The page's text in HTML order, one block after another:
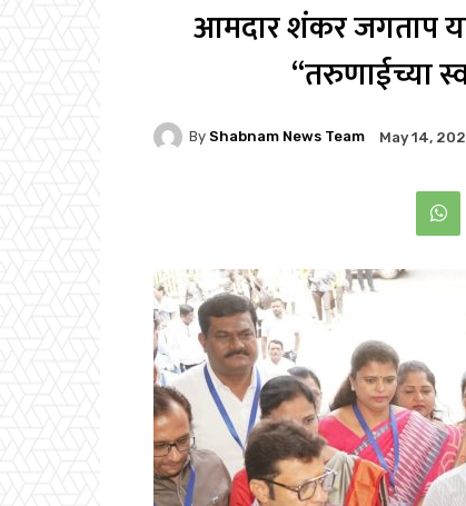
आमदार शंकर जगताप
“तरुणाईच्या
By Shabnam News Team May 14,